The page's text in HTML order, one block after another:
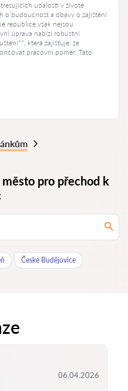
událostí v životě
o budoucnost a obavy o zajištění
republice však nejsou
úprava nabízí robustní
která zajišťuje, že
pracovní poměr. Tato
pro přechod k
České Budějovice
06.04.2026